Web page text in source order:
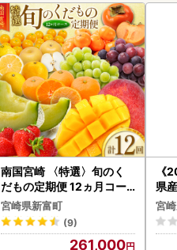
南国宮崎 〈特選〉旬のく
だもの定期便 12ヵ月コー
ス【F84-25】
宮崎県新富町
(9)
261,000
《
県
セ
宮